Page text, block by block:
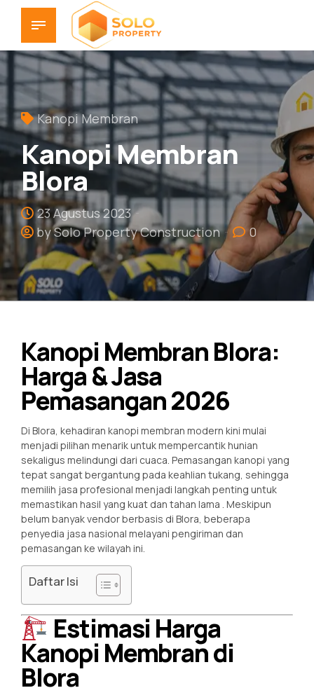
Kanopi Membran
Kanopi Membran
Blora
23 Agustus 2023
by Solo Property Construction
0
Kanopi Membran Blora:
Harga & Jasa
Pemasangan 2026
Di Blora, kehadiran kanopi membran modern kini mulai
menjadi pilihan menarik untuk mempercantik hunian
sekaligus melindungi dari cuaca. Pemasangan kanopi yang
tepat sangat bergantung pada keahlian tukang, sehingga
memilih jasa profesional menjadi langkah penting untuk
memastikan hasil yang kuat dan tahan lama . Meskipun
belum banyak vendor berbasis di Blora, beberapa
penyedia jasa nasional melayani pengiriman dan
pemasangan ke wilayah ini.
Daftar Isi
Estimasi Harga
Kanopi Membran di
Blora